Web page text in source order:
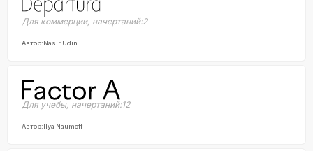
Для коммерции, начертаний:2
Автор:Nasir Udin
Для учебы, начертаний:12
Автор:Ilya Naumoff